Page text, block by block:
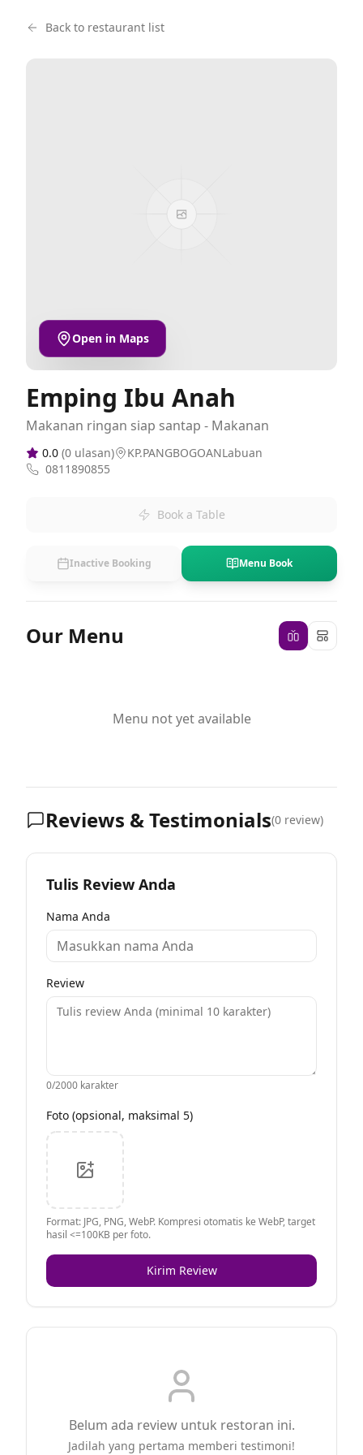
Back to restaurant list
Open in Maps
Emping Ibu Anah
Makanan ringan siap santap - Makanan
0.0 (0 ulasan)
KP.PANGBOGOANLabuan
0811890855
Book a Table
Inactive Booking Menu Book
Our Menu
Menu not yet available
Reviews & Testimonials(0 review)
Tulis Review Anda
Nama Anda
Review
0/2000 karakter
Foto (opsional, maksimal 5)
Format: JPG, PNG, WebP. Kompresi otomatis ke WebP, target
hasil <=100KB per foto.
Kirim Review
Belum ada review untuk restoran ini.
Jadilah yang pertama memberi testimoni!